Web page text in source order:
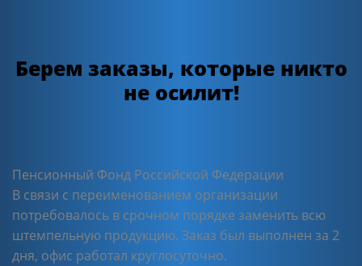
Берем заказы, которые никто
не осилит!
Пенсионный Фонд Российской Федерации
В связи с переименованием организации
потребовалось в срочном порядке заменить всю
штемпельную продукцию. Заказ был выполнен за 2
дня, офис работал круглосуточно.